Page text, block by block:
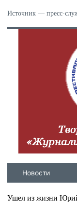
Источник — пресс-
Новости
Ушел из жизни